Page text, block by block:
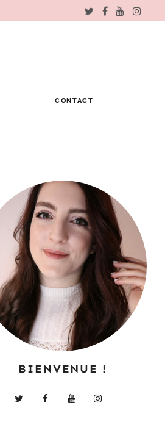
CONTACT
BIENVENUE !